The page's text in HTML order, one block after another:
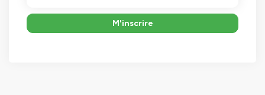
M'inscrire